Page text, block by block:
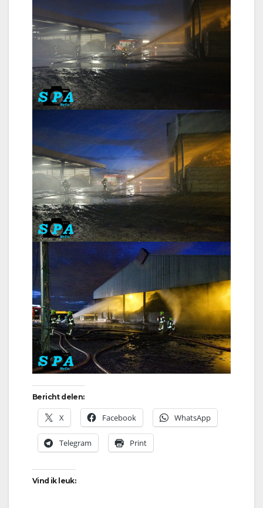
Bericht delen:
X Facebook WhatsApp
Telegram Print
Vind ik leuk: